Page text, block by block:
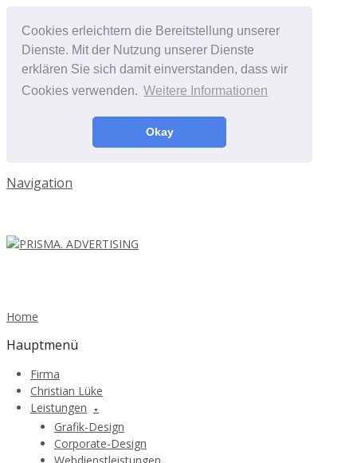
Cookies erleichtern die Bereitstellung unserer
Dienste. Mit der Nutzung unserer Dienste
erklären Sie sich damit einverstanden, dass wir
Cookies verwenden. Weitere Informationen
Okay
Navigation
Home
Hauptmenü
Firma
Christian Lüke
Leistungen
Grafik-Design
Corporate-Design